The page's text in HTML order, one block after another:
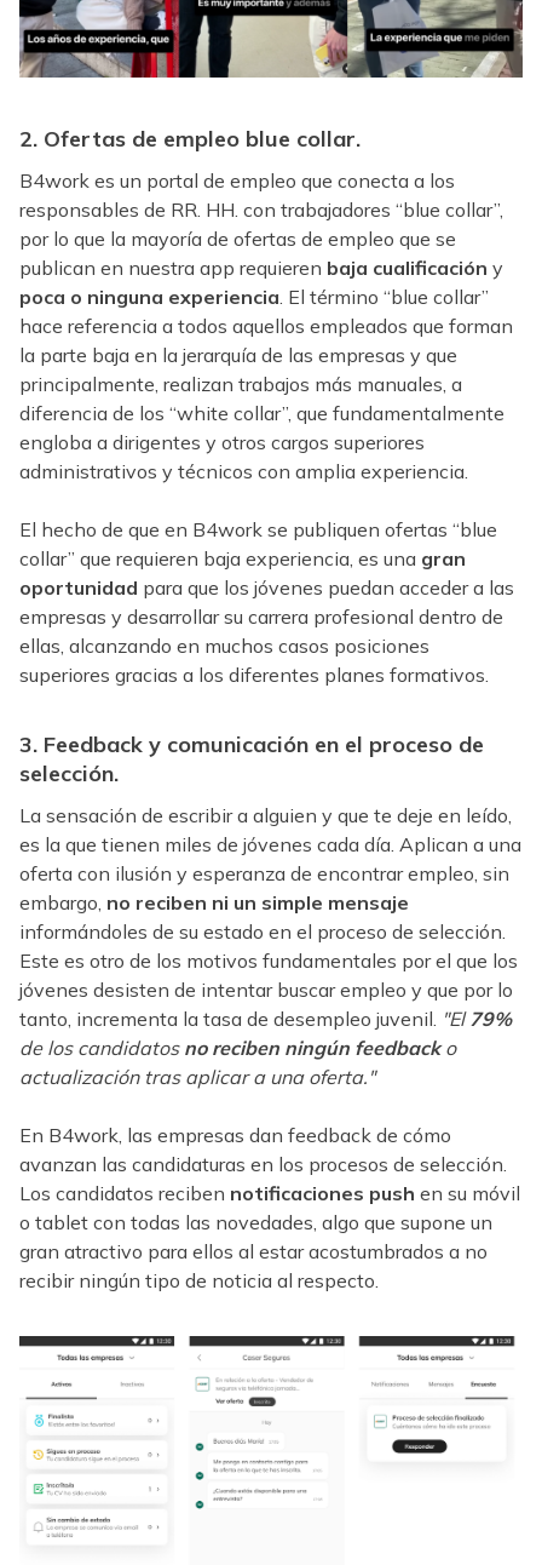
2. Ofertas de empleo blue collar.
B4work es un portal de empleo que conecta a los
responsables de RR. HH. con trabajadores “blue collar”,
por lo que la mayoría de ofertas de empleo que se
publican en nuestra app requieren baja cualificación y
poca o ninguna experiencia . El término “blue collar”
hace referencia a todos aquellos empleados que forman
la parte baja en la jerarquía de las empresas y que
principalmente, realizan trabajos más manuales, a
diferencia de los “white collar”, que fundamentalmente
engloba a dirigentes y otros cargos superiores
administrativos y técnicos con amplia experiencia.
El hecho de que en B4work se publiquen ofertas “blue
collar” que requieren baja experiencia, es una gran
oportunidad para que los jóvenes puedan acceder a las
empresas y desarrollar su carrera profesional dentro de
ellas, alcanzando en muchos casos posiciones
superiores gracias a los diferentes planes formativos.
3. Feedback y comunicación en el proceso de
selección.
La sensación de escribir a alguien y que te deje en leído,
es la que tienen miles de jóvenes cada día. Aplican a una
oferta con ilusión y esperanza de encontrar empleo, sin
embargo, no reciben ni un simple mensaje
informándoles de su estado en el proceso de selección.
Este es otro de los motivos fundamentales por el que los
jóvenes desisten de intentar buscar empleo y que por lo
tanto, incrementa la tasa de desempleo juvenil. "El 79%
de los candidatosno reciben ningún feedbacko
actualización tras aplicar a una oferta."
En B4work, las empresas dan feedback de cómo
avanzan las candidaturas en los procesos de selección.
Los candidatos reciben notificaciones push en su móvil
o tablet con todas las novedades, algo que supone un
gran atractivo para ellos al estar acostumbrados a no
recibir ningún tipo de noticia al respecto.